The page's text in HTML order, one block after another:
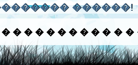
������!
� � � � � � � � � � � �